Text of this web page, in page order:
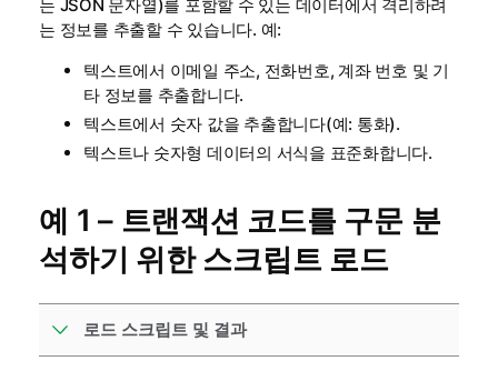
는 JSON 문자열)를 포함할 수 있는 데이터에서 격리하려
는 정보를 추출할 수 있습니다. 예:
텍스트에서 이메일 주소, 전화번호, 계좌 번호 및 기
타 정보를 추출합니다.
텍스트에서 숫자 값을 추출합니다(예: 통화).
텍스트나 숫자형 데이터의 서식을 표준화합니다.
예 1 – 트랜잭션 코드를 구문 분
석하기 위한 스크립트 로드
로드 스크립트 및 결과